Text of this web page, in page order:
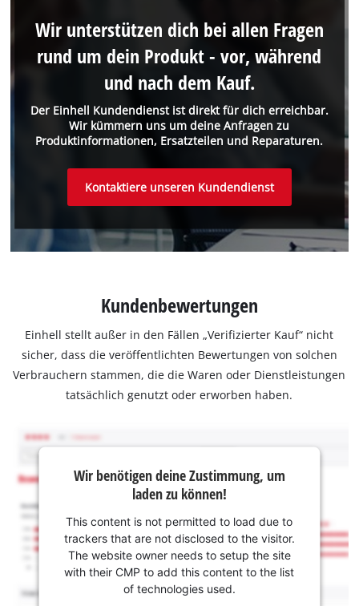
Der Einhell Kundendienst ist direkt für dich erreichbar.
Wir kümmern uns um deine Anfragen zu
Produktinformationen, Ersatzteilen und Reparaturen.
Wir unterstützen dich bei allen Fragen
rund um dein Produkt - vor, während
und nach dem Kauf.
Kontaktiere unseren Kundendienst
Kundenbewertungen
Einhell stellt außer in den Fällen „Verifizierter Kauf“ nicht
sicher, dass die veröffentlichten Bewertungen von solchen
Verbrauchern stammen, die die Waren oder Dienstleistungen
tatsächlich genutzt oder erworben haben.
Wir benötigen deine Zustimmung, um
laden zu können!
This content is not permitted to load due to
trackers that are not disclosed to the visitor.
The website owner needs to setup the site
with their CMP to add this content to the list
of technologies used.